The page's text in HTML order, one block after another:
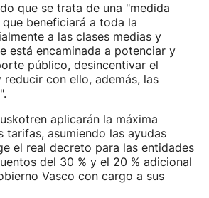
que se trata de una "medida
beneficiará a toda la
a las clases medias y
está encaminada a potenciar y
público, desincentivar el
con ello, además, las
aplicarán la máxima
tarifas, asumiendo las ayudas
el real decreto para las entidades
del 30 % y el 20 % adicional
Vasco con cargo a sus